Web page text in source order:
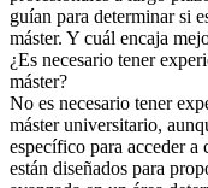
guían para determinar si
máster. Y cuál encaja
¿Es necesario tener
máster?
No es necesario tener
máster universitario,
específico para acceder a
están diseñados para